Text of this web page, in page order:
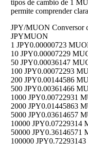
tipos de cambio de 1
permite comprender
JPY/MUON Conversor
JPYMUON
1 JPY0.00000723
10 JPY0.00007229
50 JPY0.00036147
100 JPY0.00072293
200 JPY0.00144586
500 JPY0.00361466
1000 JPY0.00722931
2000 JPY0.01445863
5000 JPY0.03614657
10000 JPY0.07229314
50000 JPY0.36146571
100000 JPY